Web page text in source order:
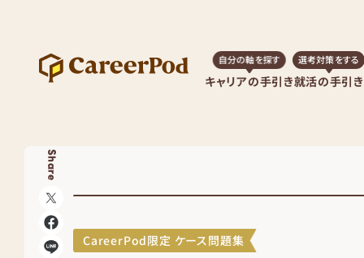
キャリアの手引き
自分の軸を探す
就活の手引き
選考対策をする
Share
CareerPod限定 ケース問題集